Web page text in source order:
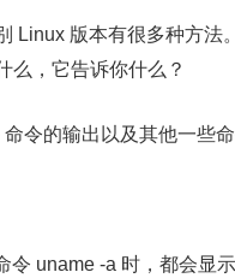
Linux 版本有很多种方
么，它告诉你什么？
令的输出以及其他一些
令 uname -a 时，都会显